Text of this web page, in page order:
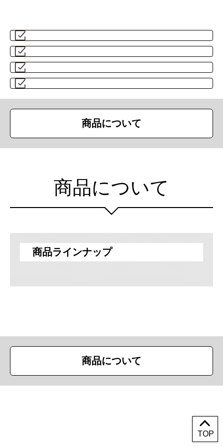
商品について
商品について
商品ラインナップ
商品について
TOP